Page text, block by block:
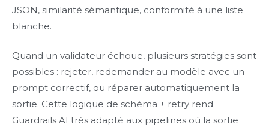
JSON, similarité sémantique, conformité à une liste
blanche.
Quand un validateur échoue, plusieurs stratégies sont
possibles : rejeter, redemander au modèle avec un
prompt correctif, ou réparer automatiquement la
sortie. Cette logique de schéma + retry rend
Guardrails AI très adapté aux pipelines où la sortie